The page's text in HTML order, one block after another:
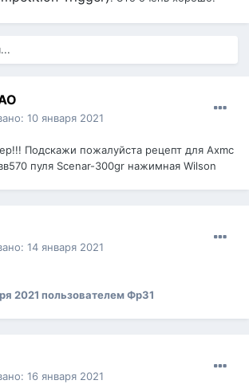
10 января 2021
Подскажи пожалуйста рецепт для Axmc
пуля Scenar-300gr нажимная Wilson
14 января 2021
2021 пользователем Фр31
16 января 2021